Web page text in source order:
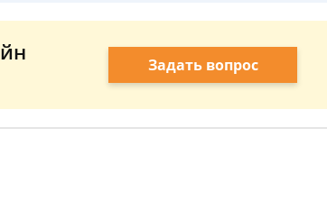
Задать вопрос